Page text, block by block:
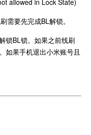
allowed in Lock State)
需要先完成BL解锁。
锁BL锁。如果之前线刷
如果手机退出小米账号且